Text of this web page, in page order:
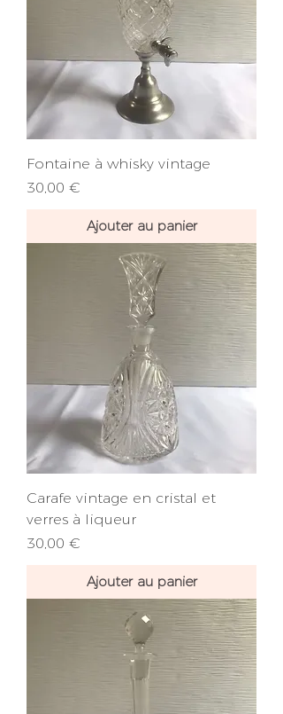
Fontaine à whisky vintage
Prix
30,00 €
Ajouter au panier
Carafe vintage en cristal et
verres à liqueur
Prix
30,00 €
Ajouter au panier